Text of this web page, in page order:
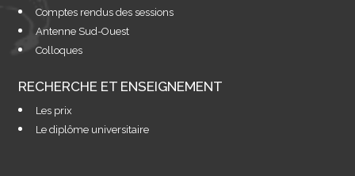
Comptes rendus des sessions
Antenne Sud-Ouest
Colloques
RECHERCHE ET ENSEIGNEMENT
Les prix
Le diplôme universitaire